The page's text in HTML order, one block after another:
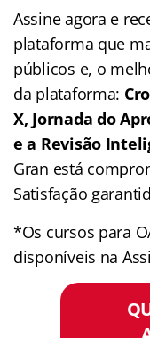
Assine agora e
plataforma que
públicos e, o
da plataforma:
X, Jornada do
e a Revisão
Gran está
Satisfação
*Os cursos para
disponíveis na